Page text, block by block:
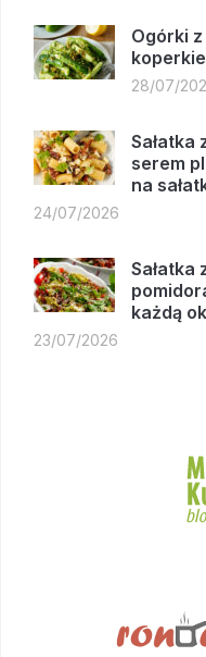
Ogórki
28/07/
Sałatka
serem
na
24/07/2026
Sałatka
każdą
23/07/2026